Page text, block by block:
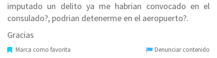
imputado un delito ya me habrian convocado en el
consulado?, podrian detenerme en el aeropuerto?.
Gracias
Marca como favorita Denunciar contenido